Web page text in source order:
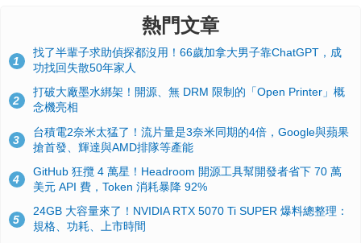
熱門文章
1
找了半輩子求助偵探都沒用！66歲加拿大男子靠ChatGPT，成
功找回失散50年家人
2
打破大廠墨水綁架！開源、無 DRM 限制的「Open Printer」概
念機亮相
3
台積電2奈米太猛了！流片量是3奈米同期的4倍，Google與蘋果
搶首發、輝達與AMD排隊等產能
4
GitHub 狂攬 4 萬星！Headroom 開源工具幫開發者省下 70 萬
美元 API 費，Token 消耗暴降 92%
5
24GB 大容量來了！NVIDIA RTX 5070 Ti SUPER 爆料總整理：
規格、功耗、上市時間